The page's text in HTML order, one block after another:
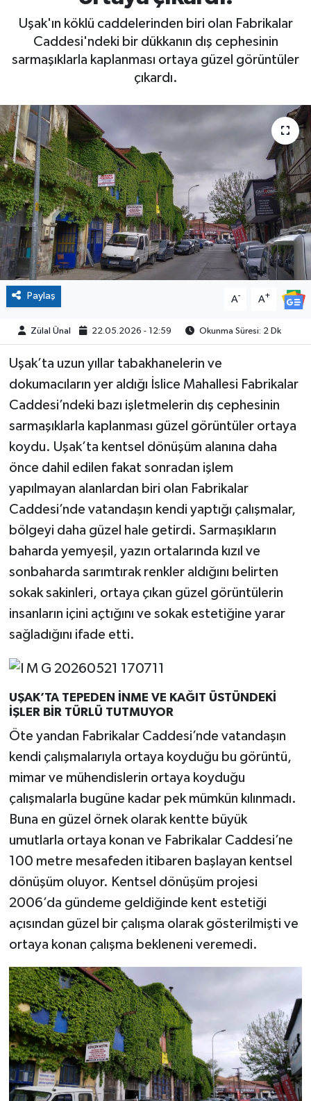
Uşak'ın köklü caddelerinden biri olan Fabrikalar
Caddesi'ndeki bir dükkanın dış cephesinin
sarmaşıklarla kaplanması ortaya güzel görüntüler
çıkardı.
Paylaş A- A+
Zülal Ünal 22.05.2026 - 12:59 Okunma Süresi: 2 Dk
Uşak’ta uzun yıllar tabakhanelerin ve
dokumacıların yer aldığı İslice Mahallesi Fabrikalar
Caddesi’ndeki bazı işletmelerin dış cephesinin
sarmaşıklarla kaplanması güzel görüntüler ortaya
koydu. Uşak’ta kentsel dönüşüm alanına daha
önce dahil edilen fakat sonradan işlem
yapılmayan alanlardan biri olan Fabrikalar
Caddesi’nde vatandaşın kendi yaptığı çalışmalar,
bölgeyi daha güzel hale getirdi. Sarmaşıkların
baharda yemyeşil, yazın ortalarında kızıl ve
sonbaharda sarımtırak renkler aldığını belirten
sokak sakinleri, ortaya çıkan güzel görüntülerin
insanların içini açtığını ve sokak estetiğine yarar
sağladığını ifade etti.
UŞAK’TA TEPEDEN İNME VE KAĞIT ÜSTÜNDEKİ
İŞLER BİR TÜRLÜ TUTMUYOR
Öte yandan Fabrikalar Caddesi’nde vatandaşın
kendi çalışmalarıyla ortaya koyduğu bu görüntü,
mimar ve mühendislerin ortaya koyduğu
çalışmalarla bugüne kadar pek mümkün kılınmadı.
Buna en güzel örnek olarak kentte büyük
umutlarla ortaya konan ve Fabrikalar Caddesi’ne
100 metre mesafeden itibaren başlayan kentsel
dönüşüm oluyor. Kentsel dönüşüm projesi
2006’da gündeme geldiğinde kent estetiği
açısından güzel bir çalışma olarak gösterilmişti ve
ortaya konan çalışma bekleneni veremedi.